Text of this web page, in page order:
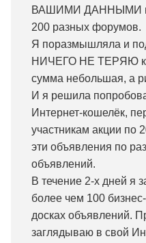
ВАШИМИ ДАННЫМИ на
200 разных форумов.
Я поразмышляла и
НИЧЕГО НЕ ТЕРЯЮ
сумма небольшая, а
И я решила
Интернет-кошелёк,
участникам акции по
эти объявления по
объявлений.
В течение 2-х дней я
более чем 100
досках объявлений.
заглядываю в свой